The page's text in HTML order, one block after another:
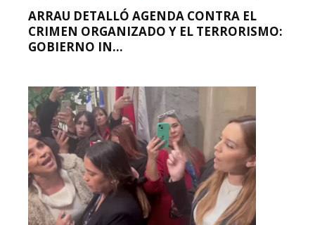
ARRAU DETALLÓ AGENDA CONTRA EL
CRIMEN ORGANIZADO Y EL TERRORISMO:
GOBIERNO IN...